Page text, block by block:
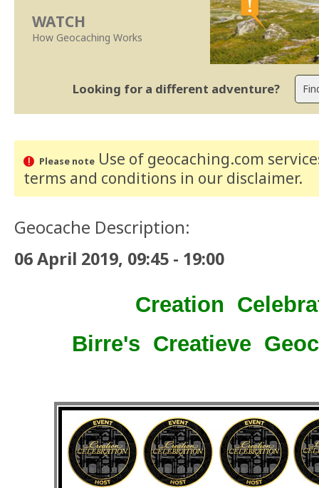
WATCH
How Geocaching Works
Looking for a different adventure?
Please noteUse of geocaching.com
terms and conditions in our disclaimer.
Geocache Description:
06 April 2019, 09:45 - 19:00
Creation
Birre's Creatieve